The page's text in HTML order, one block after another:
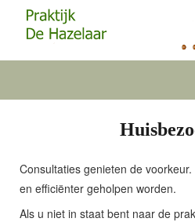
Consultaties genieten de
en efficiënter geholpen worden.
Als u niet in staat bent naar de